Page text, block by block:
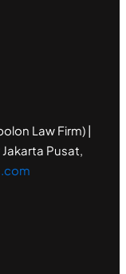
Law Firm) |
Pusat,